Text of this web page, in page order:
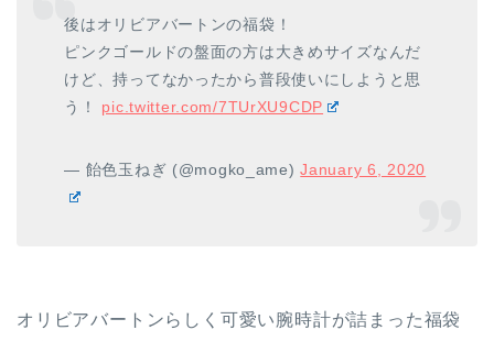
後はオリビアバートンの福袋！
ピンクゴールドの盤面の方は大きめサイズなんだ
けど、持ってなかったから普段使いにしようと思
う！ pic.twitter.com/7TUrXU9CDP
— 飴色玉ねぎ (@mogko_ame)January 6, 2020
オリビアバートンらしく可愛い腕時計が詰まった福袋